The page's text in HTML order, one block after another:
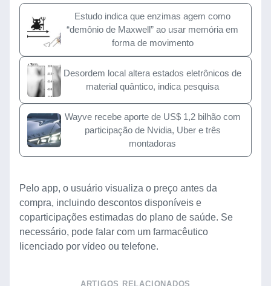
Estudo indica que enzimas agem como
“demônio de Maxwell” ao usar memória em
forma de movimento
Desordem local altera estados eletrônicos de
material quântico, indica pesquisa
Wayve recebe aporte de US$ 1,2 bilhão com
participação de Nvidia, Uber e três
montadoras
Pelo app, o usuário visualiza o preço antes da
compra, incluindo descontos disponíveis e
coparticipações estimadas do plano de saúde. Se
necessário, pode falar com um farmacêutico
licenciado por vídeo ou telefone.
ARTIGOS RELACIONADOS